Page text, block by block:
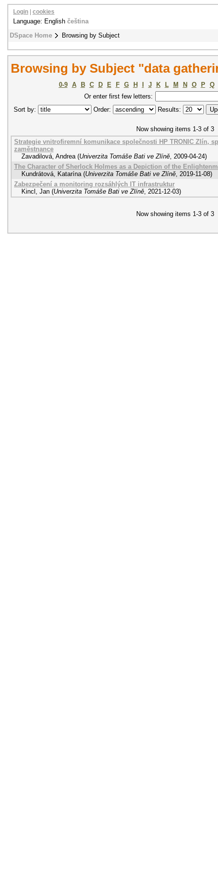
DSpace Home Browsing by Subject
Login cookies
Language: English čeština
Browsing by Subject "data
0-9 A B C D E F G H J K L M N O P
Q
Or enter first few letters:
Sort by:
Order: Results:
Now showing items 1-3 of 3
Strategie vnitrofiremní komunikace společnosti HP TRONIC Zlín,
zaměstnance
Zavadilová, Andrea (Univerzita Tomáše Bati ve Zlíně, 2009-04-24)
The Character of Sherlock Holmes as a Depiction of the
Kundrátová, Katarína (Univerzita Tomáše Bati ve Zlíně, 2019-11-08)
Zabezpečení a monitoring rozsáhlých IT infrastruktur
Kincl, Jan (Univerzita Tomáše Bati ve Zlíně, 2021-12-03)
Now showing items 1-3 of 3